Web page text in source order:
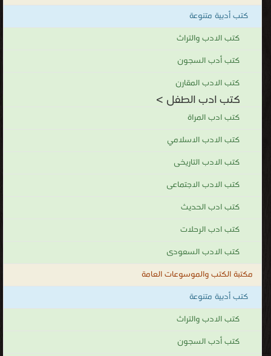
كتب أدبية متنوعة
كتب الادب والتراث
كتب أدب السجون
كتب الادب المقارن
كتب ادب الطفل >
كتب ادب المراة
كتب الادب الاسلامي
كتب الادب التاريخى
كتب الادب الاجتماعى
كتب ادب الحديث
كتب ادب الرحلات
كتب الادب السعودى
مكتبة الكتب والموسوعات العامة
كتب أدبية متنوعة
كتب الادب والتراث
كتب أدب السجون